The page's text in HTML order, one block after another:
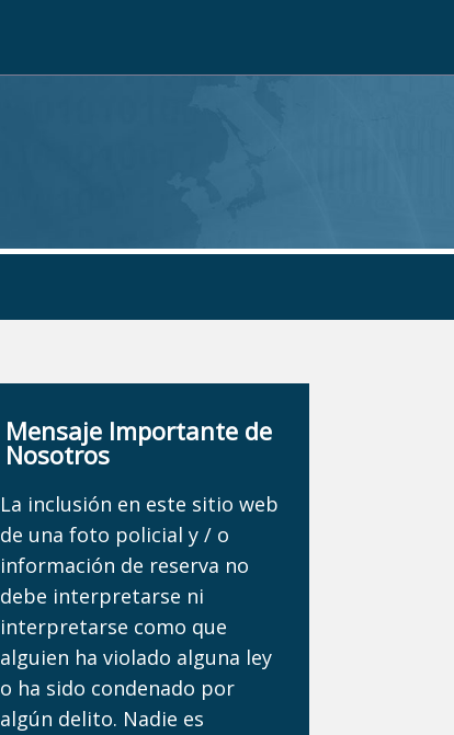
Mensaje Importante de
Nosotros
La inclusión en este sitio web
de una foto policial y / o
información de reserva no
debe interpretarse ni
interpretarse como que
alguien ha violado alguna ley
o ha sido condenado por
algún delito. Nadie es